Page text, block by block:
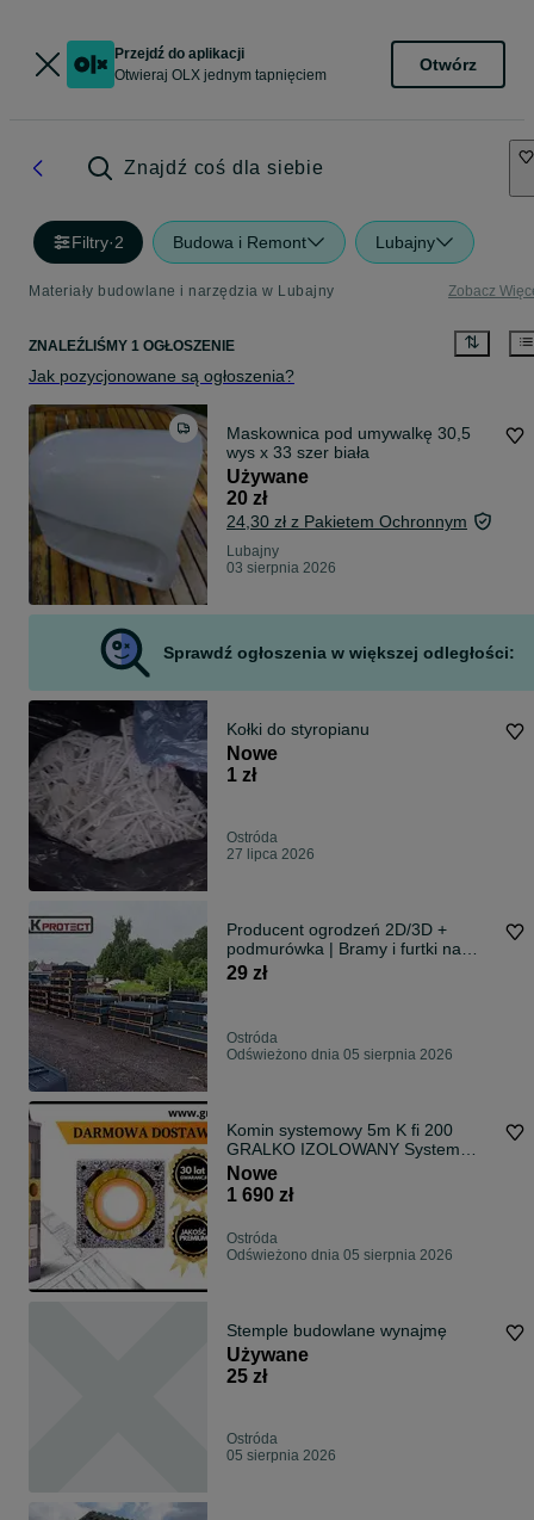
Przejdź do aplikacji
Otwieraj OLX jednym tapnięciem
Otwórz
Znajdź coś dla siebie
Filtry·2 Budowa i Remont Lubajny
Materiały budowlane i narzędzia w Lubajny Zobacz
ZNALEŹLIŚMY 1 OGŁOSZENIE
Jak pozycjonowane są ogłoszenia?
Maskownica pod umywalkę 30,5
wys x 33 szer biała
Używane
20 zł
24,30 zł z Pakietem Ochronnym
Lubajny
03 sierpnia 2026
Sprawdź ogłoszenia w większej odległości:
Kołki do styropianu
Nowe
1 zł
Ostróda
27 lipca 2026
Producent ogrodzeń 2D/3D +
podmurówka | Bramy i furtki na
wymiar
29 zł
Ostróda
Odświeżono dnia 05 sierpnia 2026
Komin systemowy 5m K fi 200
GRALKO IZOLOWANY System
Kominowy
Nowe
1 690 zł
Ostróda
Odświeżono dnia 05 sierpnia 2026
Stemple budowlane wynajmę
Używane
25 zł
Ostróda
05 sierpnia 2026